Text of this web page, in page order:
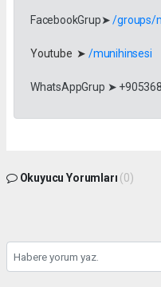
FacebookGrup➤/groups/
Youtube ➤ /munihinsesi
WhatsAppGrup ➤
Okuyucu Yorumları (0)